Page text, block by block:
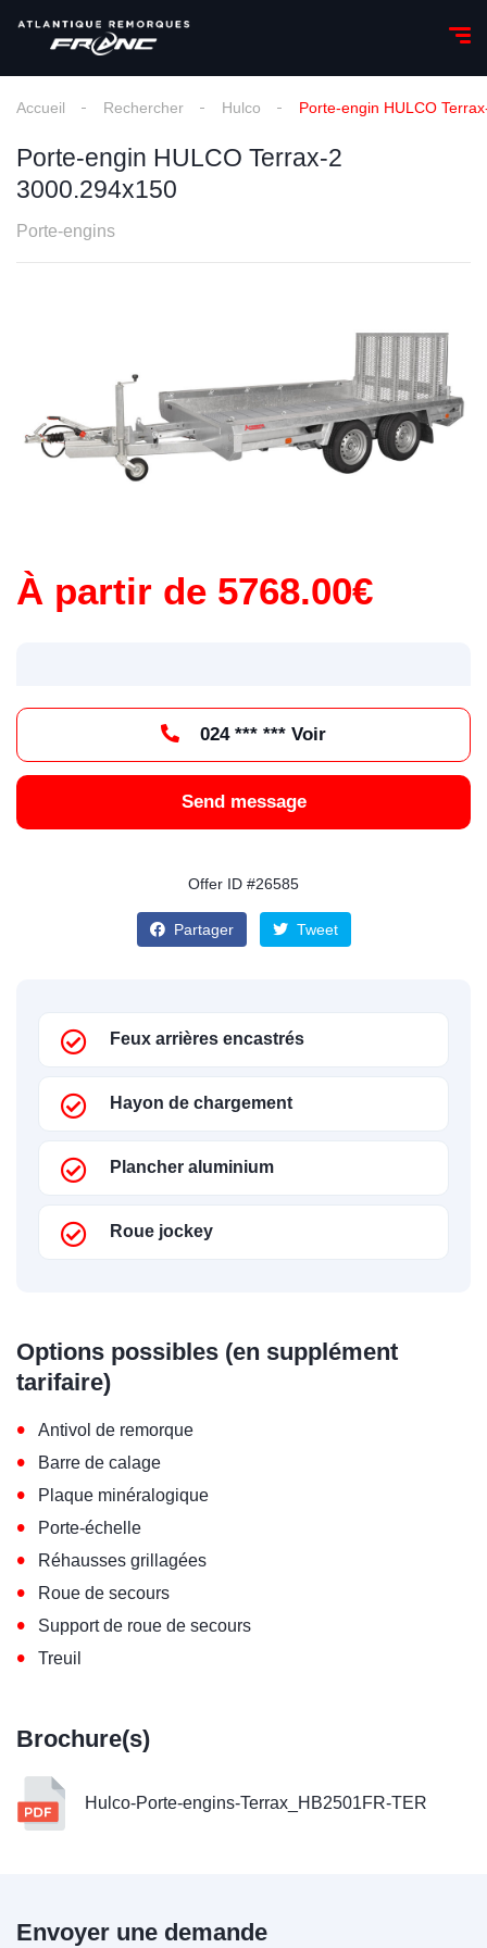
Accueil Rechercher Hulco Porte-engin HULCO
Porte-engin HULCO Terrax-2
3000.294x150
Porte-engins
À partir de 5768.00€
024 *** *** Voir
Send message
Offer ID #26585
Partager Tweet
Feux arrières encastrés
Hayon de chargement
Plancher aluminium
Roue jockey
Options possibles (en supplément
tarifaire)
• Antivol de remorque
• Barre de calage
• Plaque minéralogique
• Porte-échelle
• Réhausses grillagées
• Roue de secours
• Support de roue de secours
• Treuil
Brochure(s)
Hulco-Porte-engins-Terrax_HB2501FR-TER
Envoyer une demande